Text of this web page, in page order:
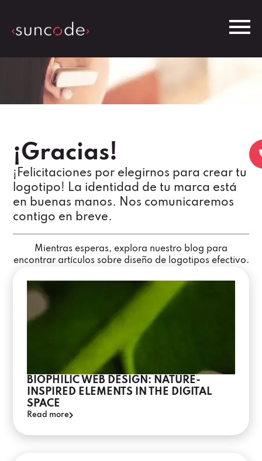
¡Gracias!
¡Felicitaciones por elegirnos para crear tu
logotipo! La identidad de tu marca está
en buenas manos. Nos comunicaremos
contigo en breve.
Mientras esperas, explora nuestro blog para
encontrar artículos sobre diseño de logotipos efectivo.
BIOPHILIC WEB DESIGN: NATURE-
INSPIRED ELEMENTS IN THE DIGITAL
SPACE
Read more